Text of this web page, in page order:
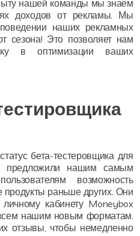
нашей команды мы знаем
доходов от рекламы. Мы
наших рекламных
сезона! Это позволяет нам
в оптимизации ваших
бета-тестеровщика для
предложили нашим самым
возможность
раньше других. Они
кабинету Moneybox
нашим новым форматам.
отзывы, чтобы немедленно